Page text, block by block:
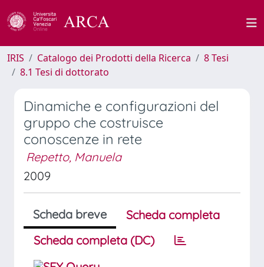
IRIS Catalogo dei Prodotti della Ricerca
8 Tesi
8.1 Tesi di dottorato
Dinamiche e configurazioni del
gruppo che costruisce
conoscenze in rete
Repetto, Manuela
2009
Scheda breve
Scheda completa
Scheda completa (DC)